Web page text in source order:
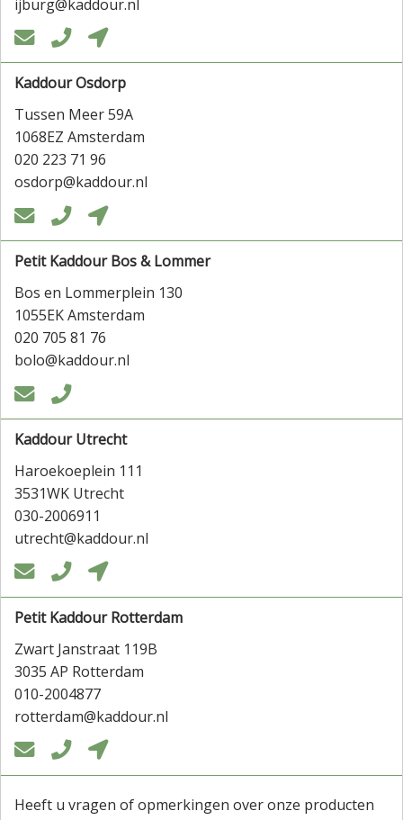
ijburg@kaddour.nl
  
Kaddour Osdorp
Tussen Meer 59A
1068EZ Amsterdam
020 223 71 96
osdorp@kaddour.nl
  
Petit Kaddour Bos & Lommer
Bos en Lommerplein 130
1055EK Amsterdam
020 705 81 76
bolo@kaddour.nl
 
Kaddour Utrecht
Haroekoeplein 111
3531WK Utrecht
030-2006911
utrecht@kaddour.nl
  
Petit Kaddour Rotterdam
Zwart Janstraat 119B
3035 AP Rotterdam
010-2004877
rotterdam@kaddour.nl
  
Heeft u vragen of opmerkingen over onze producten